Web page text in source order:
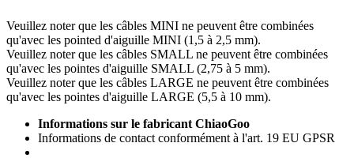
Veuillez noter que les câbles MINI ne peuvent être combinées
qu'avec les pointed d'aiguille MINI (1,5 à 2,5 mm).
Veuillez noter que les câbles SMALL ne peuvent être combinées
qu'avec les pointes d'aiguille SMALL (2,75 à 5 mm).
Veuillez noter que les câbles LARGE ne peuvent être combinées
qu'avec les pointes d'aiguille LARGE (5,5 à 10 mm).
Informations sur le fabricant ChiaoGoo
Informations de contact conformément à l'art. 19 EU GPSR